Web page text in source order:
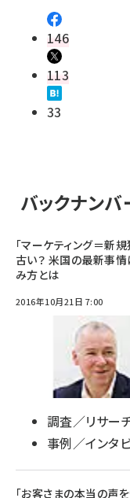
146
113
33
バックナンバ
「マーケティング＝新
古い？ 米国の最新事
み方とは
2016年10月21日 7:00
調査／リサー
事例／インタ
「お客さまの本当の声